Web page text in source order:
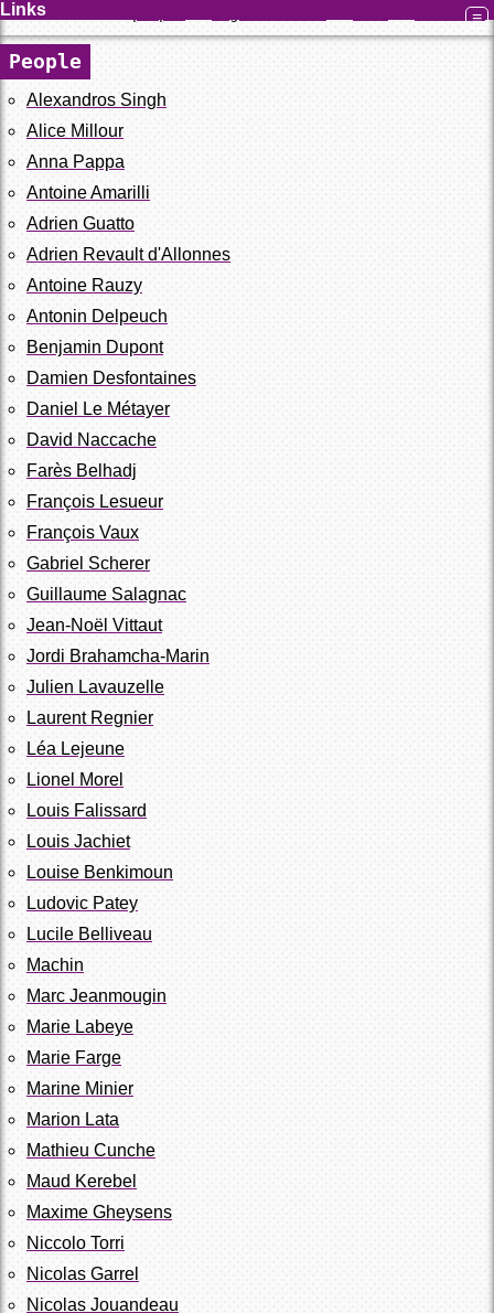
Links software]
People
Alexandros Singh
Alice Millour
Anna Pappa
Antoine Amarilli
Adrien Guatto
Adrien Revault d'Allonnes
Antoine Rauzy
Antonin Delpeuch
Benjamin Dupont
Damien Desfontaines
Daniel Le Métayer
David Naccache
Farès Belhadj
François Lesueur
François Vaux
Gabriel Scherer
Guillaume Salagnac
Jean-Noël Vittaut
Jordi Brahamcha-Marin
Julien Lavauzelle
Laurent Regnier
Léa Lejeune
Lionel Morel
Louis Falissard
Louis Jachiet
Louise Benkimoun
Ludovic Patey
Lucile Belliveau
Machin
Marc Jeanmougin
Marie Labeye
Marie Farge
Marine Minier
Marion Lata
Mathieu Cunche
Maud Kerebel
Maxime Gheysens
Niccolo Torri
Nicolas Garrel
Nicolas Jouandeau